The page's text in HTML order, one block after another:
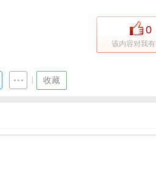
0
该内容对我
收藏